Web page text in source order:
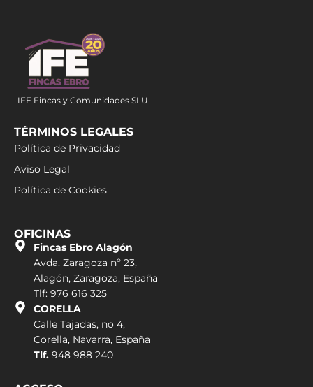
IFE Fincas y Comunidades SLU
TÉRMINOS LEGALES
Política de Privacidad
Aviso Legal
Política de Cookies
OFICINAS
Fincas Ebro Alagón
Avda. Zaragoza nº 23,
Alagón, Zaragoza, España
Tlf: 976 616 325
CORELLA
Calle Tajadas, no 4,
Corella, Navarra, España
Tlf. 948 988 240